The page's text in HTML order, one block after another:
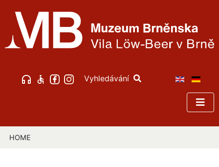
Vyhledávání
HOME